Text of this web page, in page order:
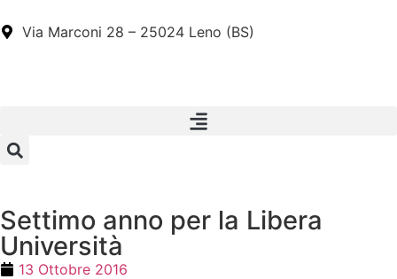
Via Marconi 28 – 25024 Leno (BS)
Settimo anno per la Libera
Università
13 Ottobre 2016